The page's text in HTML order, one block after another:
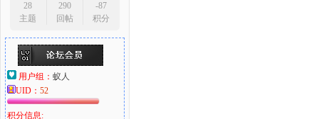
28
主题
290
回帖
-87
积分
用户组： 蚁人
UID： 52
积分信息: